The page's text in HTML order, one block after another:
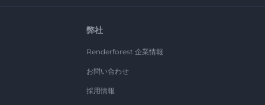
弊社
Renderforest 企業情報
お問い合わせ
採用情報